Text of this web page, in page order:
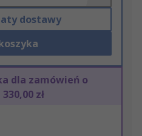
dostawy
dla zamówień o
zł